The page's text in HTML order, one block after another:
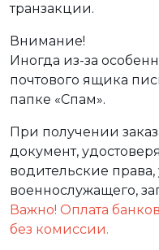
транзакции.
Внимание!
Иногда из-за
почтового ящика
папке «Спам».
При получении
документ,
водительские
военнослужащего,
Важно! Оплата
без комиссии.